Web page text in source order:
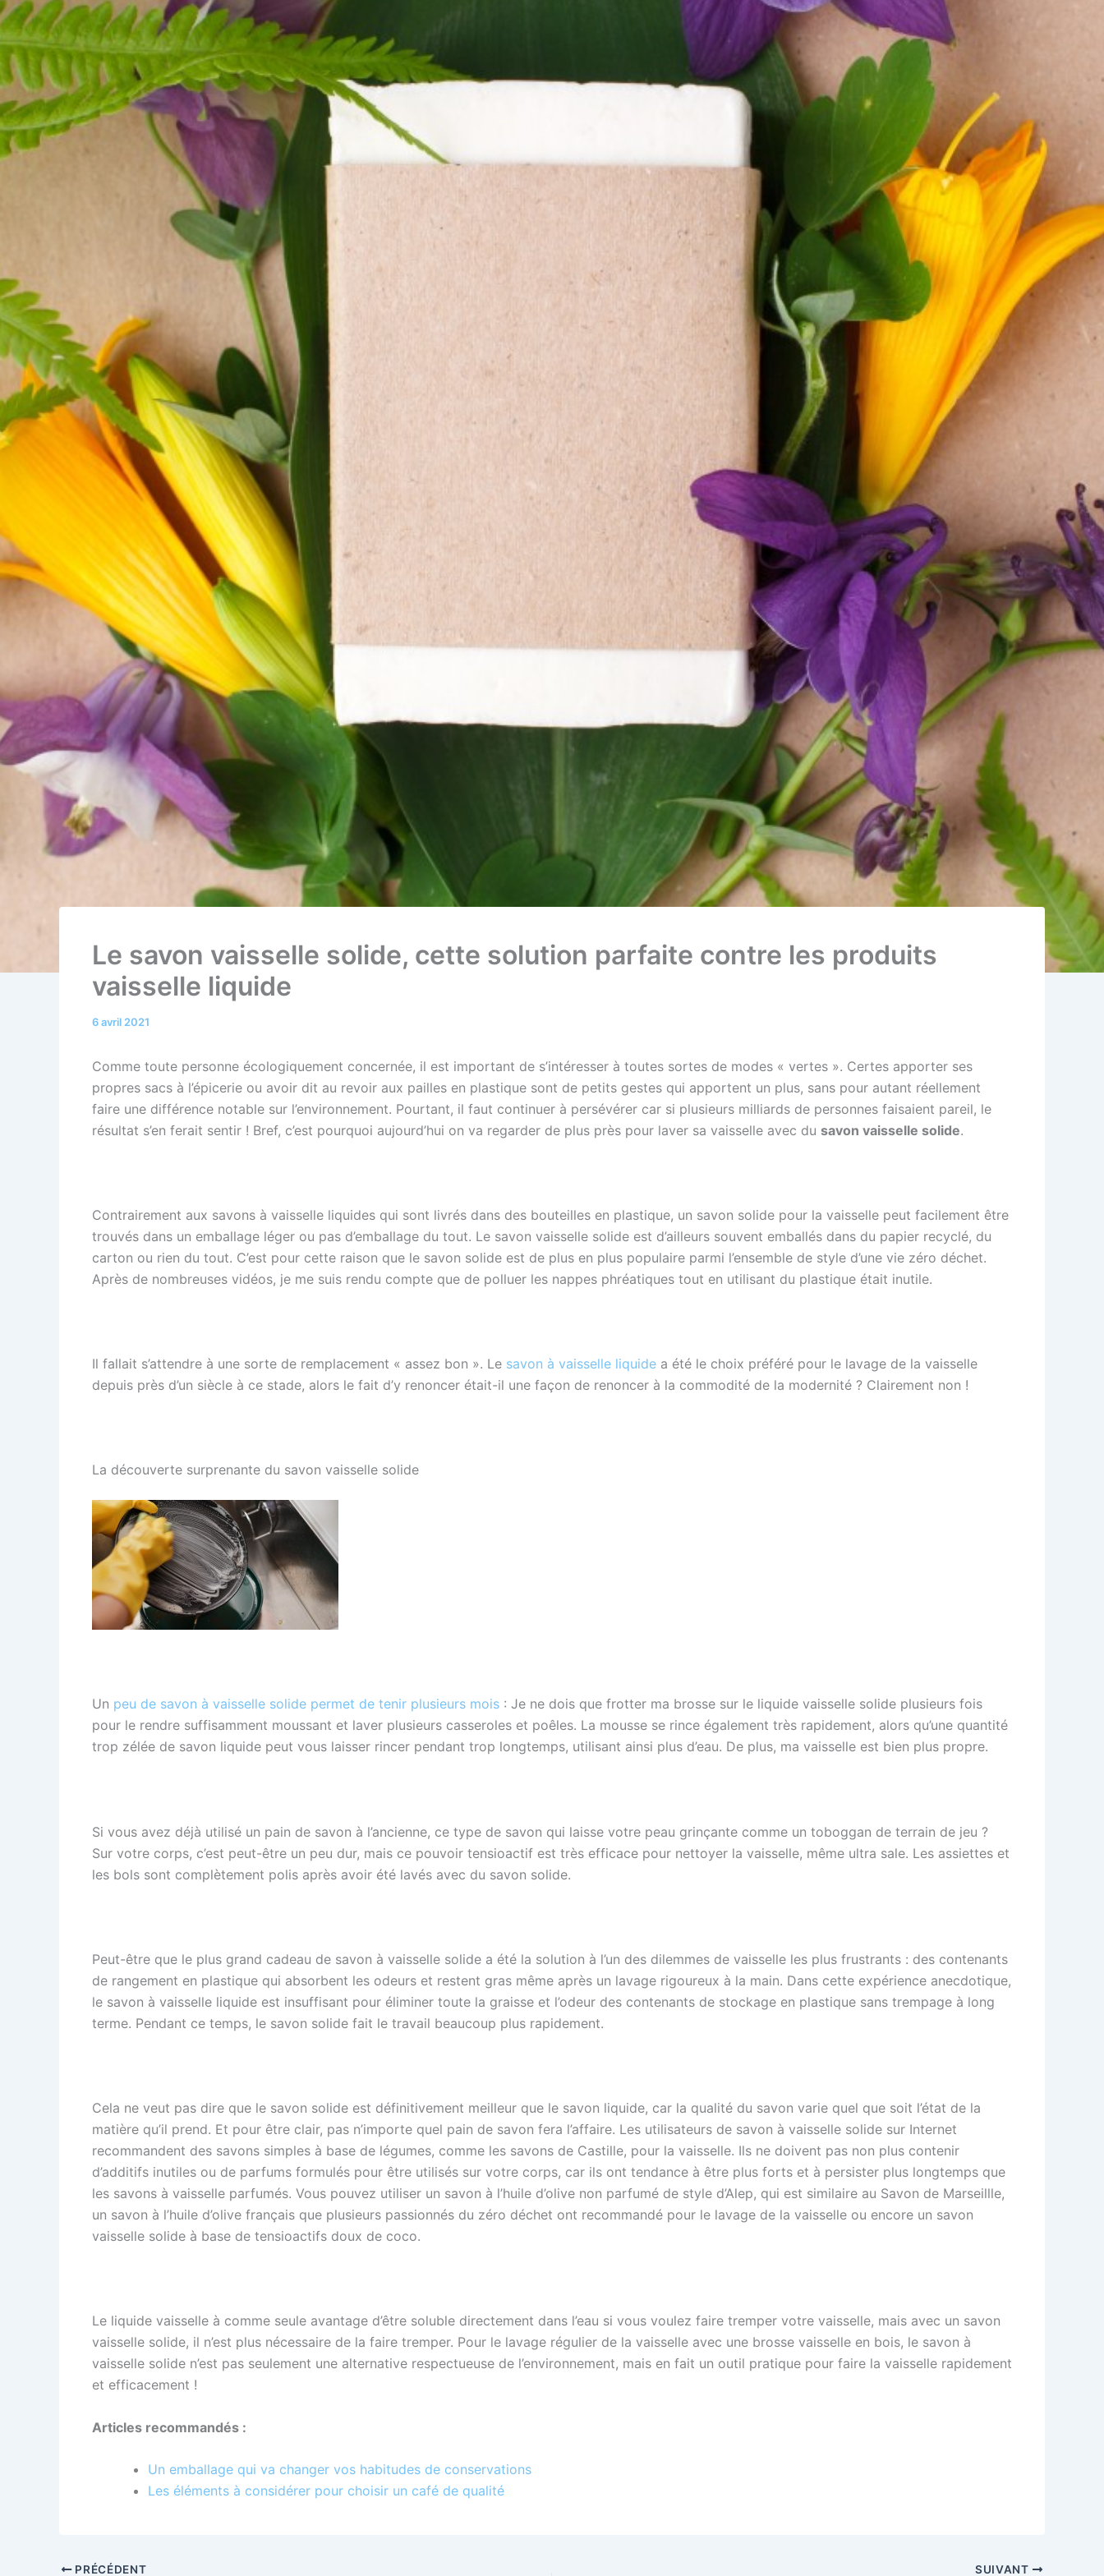
Le savon vaisselle solide, cette solution parfaite contre les produits
vaisselle liquide
6 avril 2021
Comme toute personne écologiquement concernée, il est important de s’intéresser à toutes sortes de modes « vertes ». Certes apporter ses
propres sacs à l’épicerie ou avoir dit au revoir aux pailles en plastique sont de petits gestes qui apportent un plus, sans pour autant réellement
faire une différence notable sur l’environnement. Pourtant, il faut continuer à persévérer car si plusieurs milliards de personnes faisaient pareil, le
résultat s’en ferait sentir ! Bref, c’est pourquoi aujourd’hui on va regarder de plus près pour laver sa vaisselle avec du savon vaisselle solide.
Contrairement aux savons à vaisselle liquides qui sont livrés dans des bouteilles en plastique, un savon solide pour la vaisselle peut facilement être
trouvés dans un emballage léger ou pas d’emballage du tout. Le savon vaisselle solide est d’ailleurs souvent emballés dans du papier recyclé, du
carton ou rien du tout. C’est pour cette raison que le savon solide est de plus en plus populaire parmi l’ensemble de style d’une vie zéro déchet.
Après de nombreuses vidéos, je me suis rendu compte que de polluer les nappes phréatiques tout en utilisant du plastique était inutile.
Il fallait s’attendre à une sorte de remplacement « assez bon ». Le savon à vaisselle liquide a été le choix préféré pour le lavage de la vaisselle
depuis près d’un siècle à ce stade, alors le fait d’y renoncer était-il une façon de renoncer à la commodité de la modernité ? Clairement non !
La découverte surprenante du savon vaisselle solide
Un peu de savon à vaisselle solide permet de tenir plusieurs mois : Je ne dois que frotter ma brosse sur le liquide vaisselle solide plusieurs fois
pour le rendre suffisamment moussant et laver plusieurs casseroles et poêles. La mousse se rince également très rapidement, alors qu’une quantité
trop zélée de savon liquide peut vous laisser rincer pendant trop longtemps, utilisant ainsi plus d’eau. De plus, ma vaisselle est bien plus propre.
Si vous avez déjà utilisé un pain de savon à l’ancienne, ce type de savon qui laisse votre peau grinçante comme un toboggan de terrain de jeu ?
Sur votre corps, c’est peut-être un peu dur, mais ce pouvoir tensioactif est très efficace pour nettoyer la vaisselle, même ultra sale. Les assiettes et
les bols sont complètement polis après avoir été lavés avec du savon solide.
Peut-être que le plus grand cadeau de savon à vaisselle solide a été la solution à l’un des dilemmes de vaisselle les plus frustrants : des contenants
de rangement en plastique qui absorbent les odeurs et restent gras même après un lavage rigoureux à la main. Dans cette expérience anecdotique,
le savon à vaisselle liquide est insuffisant pour éliminer toute la graisse et l’odeur des contenants de stockage en plastique sans trempage à long
terme. Pendant ce temps, le savon solide fait le travail beaucoup plus rapidement.
Cela ne veut pas dire que le savon solide est définitivement meilleur que le savon liquide, car la qualité du savon varie quel que soit l’état de la
matière qu’il prend. Et pour être clair, pas n’importe quel pain de savon fera l’affaire. Les utilisateurs de savon à vaisselle solide sur Internet
recommandent des savons simples à base de légumes, comme les savons de Castille, pour la vaisselle. Ils ne doivent pas non plus contenir
d’additifs inutiles ou de parfums formulés pour être utilisés sur votre corps, car ils ont tendance à être plus forts et à persister plus longtemps que
les savons à vaisselle parfumés. Vous pouvez utiliser un savon à l’huile d’olive non parfumé de style d’Alep, qui est similaire au Savon de Marseillle,
un savon à l’huile d’olive français que plusieurs passionnés du zéro déchet ont recommandé pour le lavage de la vaisselle ou encore un savon
vaisselle solide à base de tensioactifs doux de coco.
Le liquide vaisselle à comme seule avantage d’être soluble directement dans l’eau si vous voulez faire tremper votre vaisselle, mais avec un savon
vaisselle solide, il n’est plus nécessaire de la faire tremper. Pour le lavage régulier de la vaisselle avec une brosse vaisselle en bois, le savon à
vaisselle solide n’est pas seulement une alternative respectueuse de l’environnement, mais en fait un outil pratique pour faire la vaisselle rapidement
et efficacement !
Articles recommandés :
Un emballage qui va changer vos habitudes de conservations
Les éléments à considérer pour choisir un café de qualité
PRÉCÉDENT SUIVANT